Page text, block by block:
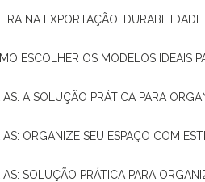
NA EXPORTAÇÃO:
ESCOLHER OS MODELOS IDEAIS
A SOLUÇÃO PRÁTICA PARA
ORGANIZE SEU ESPAÇO COM
SOLUÇÃO PRÁTICA PARA